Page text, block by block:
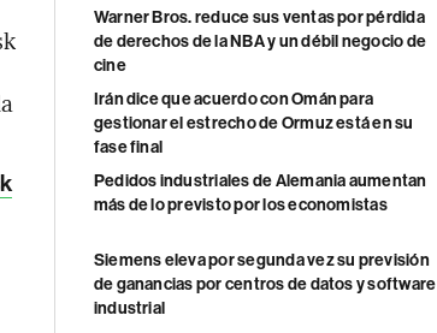
Warner Bros. reduce sus ventas por pérdida
de derechos de la NBA y un débil negocio de
cine
Irán dice que acuerdo con Omán para
gestionar el estrecho de Ormuz está en su
fase final
Pedidos industriales de Alemania aumentan
más de lo previsto por los economistas
Siemens eleva por segunda vez su previsión
de ganancias por centros de datos y software
industrial